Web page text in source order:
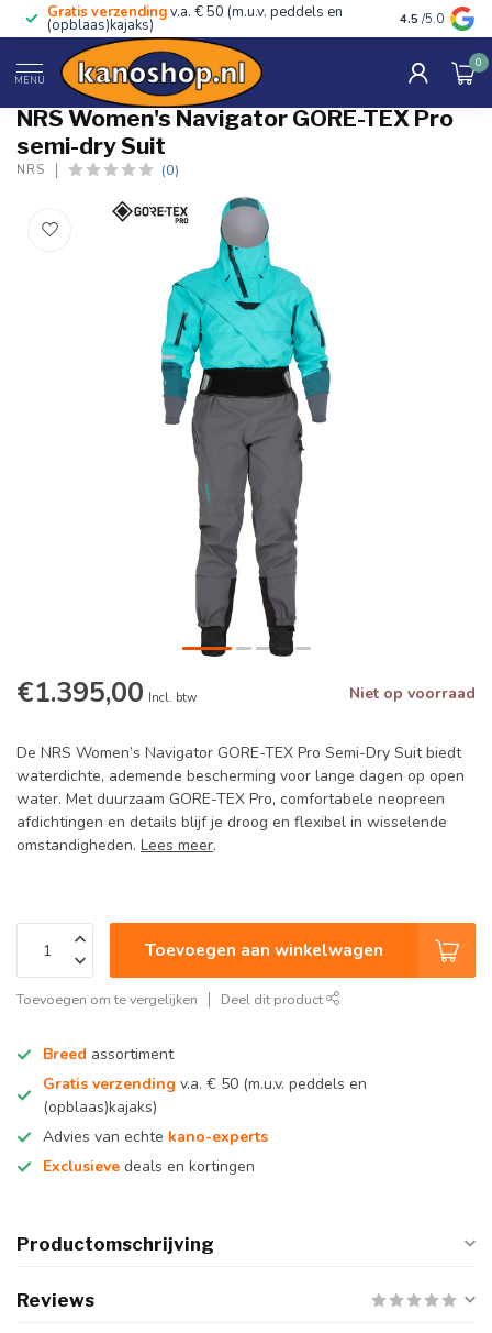
Gratis verzendingv.a. € 50 (m.u.v. peddels en
(opblaas)kajaks) Advies van
4.5 /5.0
MENU
0
Home / Women's Navigator GORE-TEX Pro semi-dry Suit
NRS Women's Navigator GORE-TEX Pro
semi-dry Suit
NRS (0)
€1.395,00 Incl. btw Niet op voorraad
De NRS Women’s Navigator GORE-TEX Pro Semi-Dry Suit biedt
waterdichte, ademende bescherming voor lange dagen op open
water. Met duurzaam GORE-TEX Pro, comfortabele neopreen
afdichtingen en details blijf je droog en flexibel in wisselende
omstandigheden. Lees meer.
Toevoegen aan winkelwagen
Toevoegen om te vergelijken Deel dit product
Breed assortiment
Gratis verzending v.a. € 50 (m.u.v. peddels en
(opblaas)kajaks)
Advies van echte kano-experts
Exclusieve deals en kortingen
Productomschrijving
Reviews